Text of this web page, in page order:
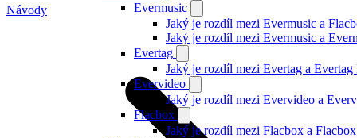
Evermusic
Jaký je rozdíl mezi Evermusic a
Jaký je rozdíl mezi Evermusic a
Evertag
Jaký je rozdíl mezi Evertag a Evertag
Evervideo
Jaký je rozdíl mezi Evervideo a
Flacbox
Jaký je rozdíl mezi Flacbox a
Návody